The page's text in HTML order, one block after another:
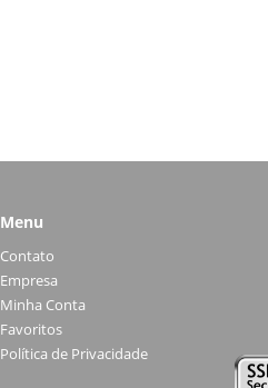
Menu
Contato
Empresa
Minha Conta
Favoritos
Política de Privacidade